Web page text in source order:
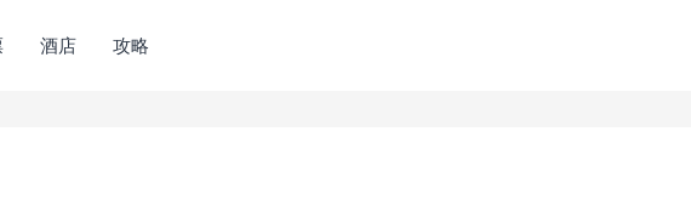
酒店 攻略